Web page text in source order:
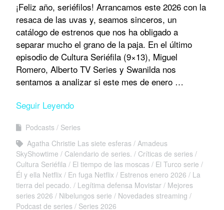
¡Feliz año, seriéfilos! Arrancamos este 2026 con la
resaca de las uvas y, seamos sinceros, un
catálogo de estrenos que nos ha obligado a
separar mucho el grano de la paja. En el último
episodio de Cultura Seriéfila (9×13), Miguel
Romero, Alberto TV Series y Swanilda nos
sentamos a analizar si este mes de enero …
Seguir Leyendo
Podcasts
Series
Agatha Christie Las siete esferas Amadeus
SkyShowtime
Calendario de series.
Críticas de series
Cultura Seriéfila
El tiempo de las moscas
El Turco serie
Él y ella Netflix
En fuga Netflix Estrenos enero 2026
La
tierra del pecado.
Legítima defensa Movistar
Mejores
series 2026
Nibelungos serie
Novedades streaming
Podcast de series
Series 2026